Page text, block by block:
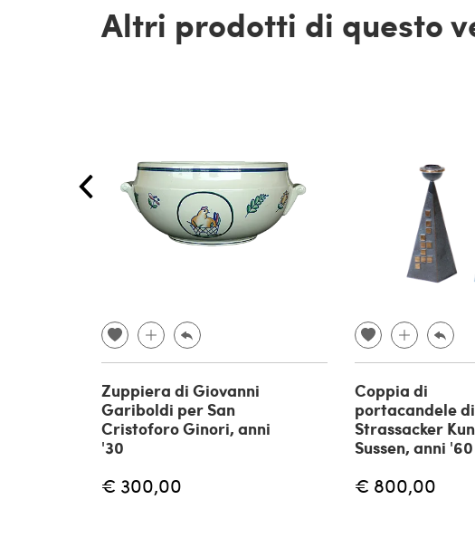
Altri prodotti di questo
Zuppiera di Giovanni
Gariboldi per San
Cristoforo Ginori, anni
'30
€ 300,00
Coppia di
portacandele di
Strassacker
Sussen, anni '60
€ 800,00